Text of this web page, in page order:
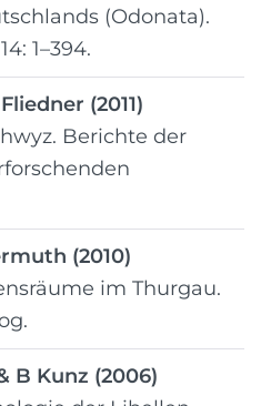
(Odonata).
1–394.
(2011)
Berichte der
(2010)
im Thurgau.
B Kunz (2006)